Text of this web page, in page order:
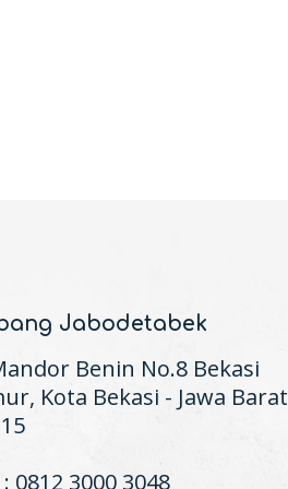
Jabodetabek
Benin No.8 Bekasi
Kota Bekasi - Jawa Barat
0812 3000 3048